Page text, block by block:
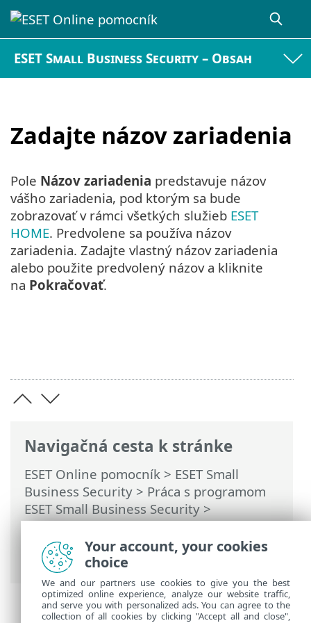
ESET Small Business Security – Obsah
Zadajte názov zariadenia
Navigačná cesta k stránke
ESET Online pomocník > ESET Small
Business Security > Práca s programom
ESET Small Business Security>
Nastavenia>Bezpečnostné nástroje>
Anti-Theft > Dialógové okná – Anti-Theft >
Zadajte názov zariadenia
Pole Názov zariadenia predstavuje názov
vášho zariadenia, pod ktorým sa bude
zobrazovať v rámci všetkých služieb ESET
HOME. Predvolene sa používa názov
zariadenia. Zadajte vlastný názov zariadenia
alebo použite predvolený názov a kliknite
na Pokračovať.
Your account, your cookies
choice
We and our partners use cookies to give you the best
optimized online experience, analyze our website traffic,
and serve you with personalized ads. You can agree to the
collection of all cookies by clicking "Accept all and close",